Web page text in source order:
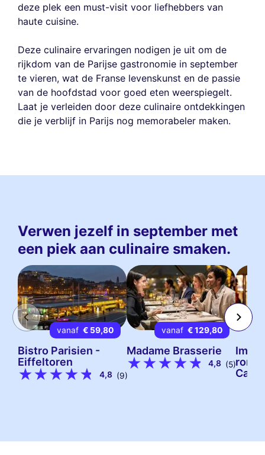
deze plek een must-visit voor liefhebbers van
haute cuisine.
Deze culinaire ervaringen nodigen je uit om de
rijkdom van de Parijse gastronomie in september
te vieren, wat de Franse levenskunst en de passie
van de hoofdstad voor goed eten weerspiegelt.
Laat je verleiden door deze culinaire ontdekkingen
die je verblijf in Parijs nog memorabeler maken.
Verwen jezelf in september met
een piek aan culinaire smaken.
vanaf € 59,80
Bistro Parisien -
Eiffeltoren
4,8 (9)
vanaf € 129,80
Madame Brasserie
4,8 (5)